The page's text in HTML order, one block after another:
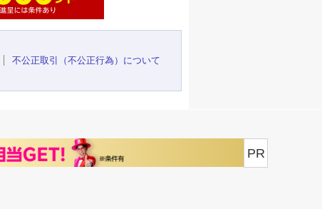
不公正取引（不公正行為）について
PR